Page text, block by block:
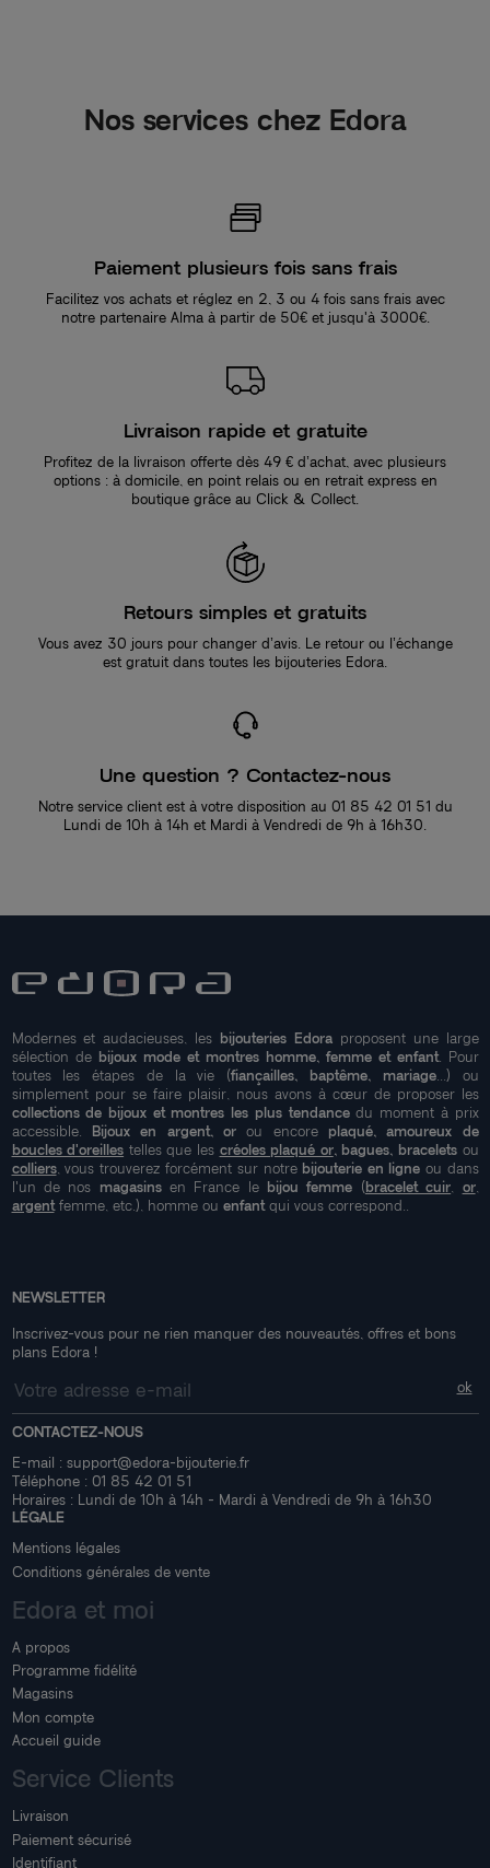
Nos services chez Edora
Paiement plusieurs fois sans frais
Facilitez vos achats et réglez en 2, 3 ou 4 fois sans frais avec
notre partenaire Alma à partir de 50€ et jusqu'à 3000€.
Livraison rapide et gratuite
Profitez de la livraison offerte dès 49 € d’achat, avec plusieurs
options : à domicile, en point relais ou en retrait express en
boutique grâce au Click & Collect.
Retours simples et gratuits
Vous avez 30 jours pour changer d’avis. Le retour ou l’échange
est gratuit dans toutes les bijouteries Edora.
Une question ? Contactez-nous
Notre service client est à votre disposition au 01 85 42 01 51 du
Lundi de 10h à 14h et Mardi à Vendredi de 9h à 16h30.
Modernes et audacieuses, les bijouteries Edoraproposent une large
sélection de bijoux mode et montres homme, femme et enfant. Pour
toutes les étapes de la vie (fiançailles, baptême, mariage...) ou
simplement pour se faire plaisir, nous avons à cœur de proposer les
collections de bijoux et montres les plus tendancedu moment à prix
accessible. Bijoux en argent, orou encore plaqué, amoureux de
boucles d'oreilles telles que les créoles plaqué or, bagues, braceletsou
colliers, vous trouverez forcément sur notre bijouterie en ligne ou dans
l'un de nos magasinsen France le bijou femme (bracelet cuir or,
argentfemme, etc.), homme ou enfantqui vous correspond..
NEWSLETTER
Inscrivez-vous pour ne rien manquer des nouveautés, offres et bons
plans Edora !
CONTACTEZ-NOUS
E-mail : support@edora-bijouterie.fr
Téléphone : 01 85 42 01 51
Horaires : Lundi de 10h à 14h - Mardi à Vendredi de 9h à 16h30
LÉGALE
Mentions légales
Conditions générales de vente
Edora et moi
A propos
Programme fidélité
Magasins
Mon compte
Accueil guide
Service Clients
Livraison
Paiement sécurisé
Identifiant